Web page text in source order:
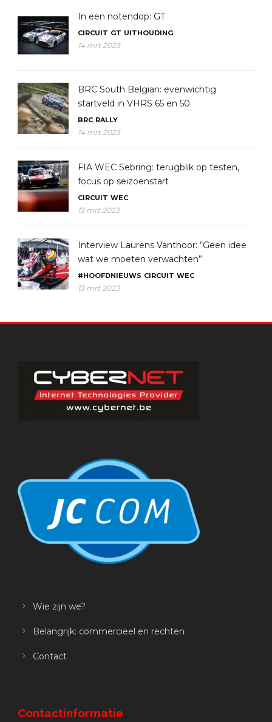
In een notendop: GT
CIRCUIT GT UITHOUDING
14 mrt 2023
BRC South Belgian: evenwichtig
startveld in VHRS 65 en 50
BRC RALLY
14 mrt 2023
FIA WEC Sebring: terugblik op testen,
focus op seizoenstart
CIRCUIT WEC
13 mrt 2023
Interview Laurens Vanthoor: “Geen idee
wat we moeten verwachten”
#HOOFDNIEUWS CIRCUIT WEC
13 mrt 2023
Wie zijn we?
Belangrijk: commercieel en rechten
Contact
Contactinformatie